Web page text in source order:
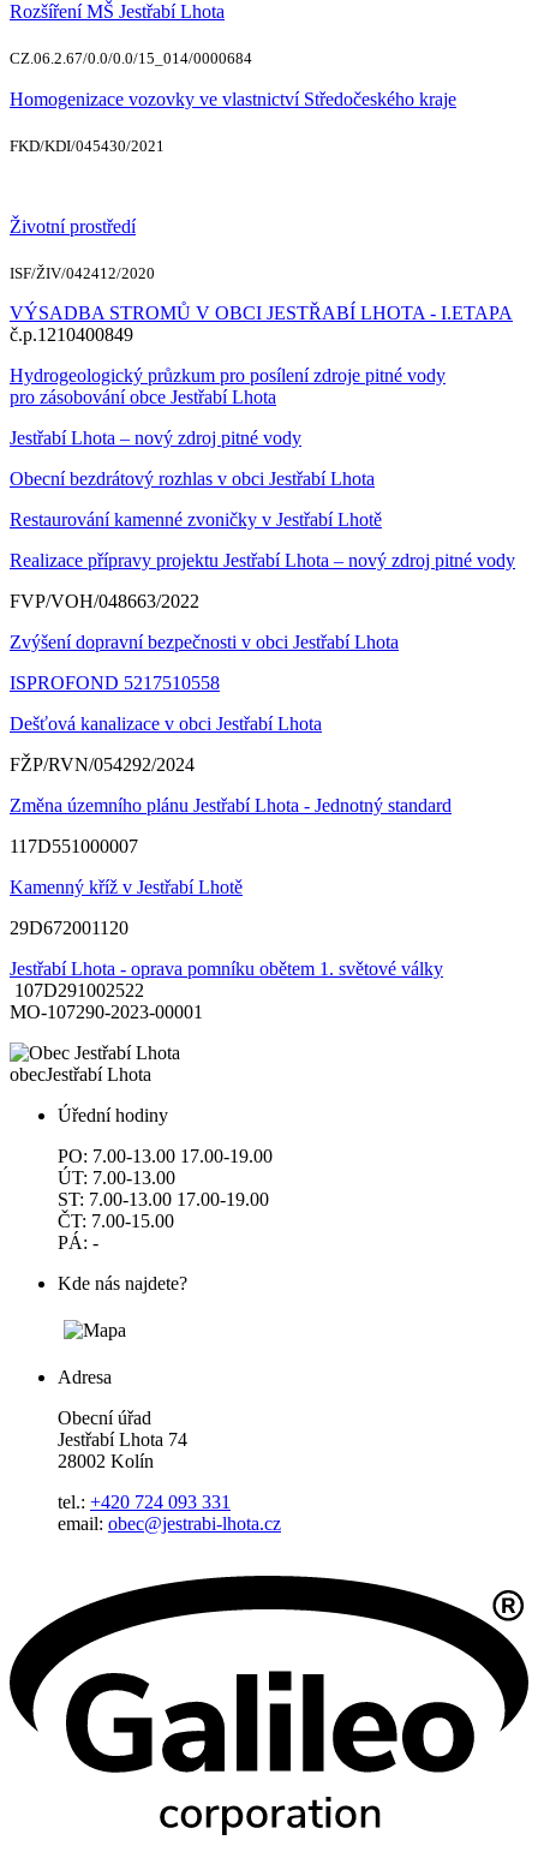
Rozšíření MŠ Jestřabí Lhota
CZ.06.2.67/0.0/0.0/15_014/0000684
Homogenizace vozovky ve vlastnictví Středočeského kraje
FKD/KDI/045430/2021
Životní prostředí
ISF/ŽIV/042412/2020
VÝSADBA STROMŮ V OBCI JESTŘABÍ LHOTA - I.ETAPA
č.p.1210400849
Hydrogeologický průzkum pro posílení zdroje pitné vody
pro zásobování obce Jestřabí Lhota
Jestřabí Lhota – nový zdroj pitné vody
Obecní bezdrátový rozhlas v obci Jestřabí Lhota
Restaurování kamenné zvoničky v Jestřabí Lhotě
Realizace přípravy projektu Jestřabí Lhota – nový zdroj pitné vody
FVP/VOH/048663/2022
Zvýšení dopravní bezpečnosti v obci Jestřabí Lhota
ISPROFOND 5217510558
Dešťová kanalizace v obci Jestřabí Lhota
FŽP/RVN/054292/2024
Změna územního plánu Jestřabí Lhota - Jednotný standard
117D551000007
Kamenný kříž v Jestřabí Lhotě
29D672001120
Jestřabí Lhota - oprava pomníku obětem 1. světové války
107D291002522
MO-107290-2023-00001
obecJestřabí Lhota
Úřední hodiny
PO: 7.00-13.00 17.00-19.00
ÚT: 7.00-13.00
ST: 7.00-13.00 17.00-19.00
ČT: 7.00-15.00
PÁ: -
Kde nás najdete?
Adresa
Obecní úřad
Jestřabí Lhota 74
28002 Kolín
tel.: +420 724 093 331
email: obec@jestrabi-lhota.cz